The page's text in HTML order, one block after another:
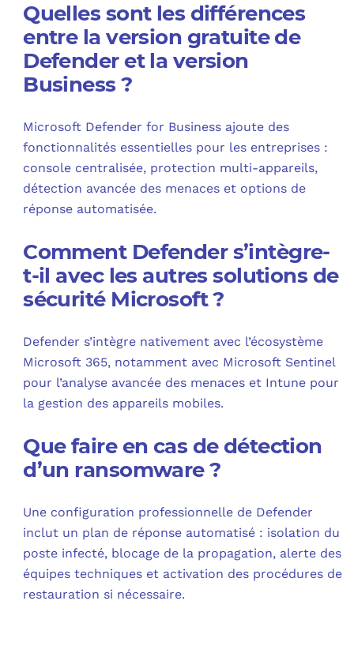
Quelles sont les différences
entre la version gratuite de
Defender et la version
Business ?
Microsoft Defender for Business ajoute des
fonctionnalités essentielles pour les entreprises :
console centralisée, protection multi-appareils,
détection avancée des menaces et options de
réponse automatisée.
Comment Defender s’intègre-
t-il avec les autres solutions de
sécurité Microsoft ?
Defender s’intègre nativement avec l’écosystème
Microsoft 365, notamment avec Microsoft Sentinel
pour l’analyse avancée des menaces et Intune pour
la gestion des appareils mobiles.
Que faire en cas de détection
d’un ransomware ?
Une configuration professionnelle de Defender
inclut un plan de réponse automatisé : isolation du
poste infecté, blocage de la propagation, alerte des
équipes techniques et activation des procédures de
restauration si nécessaire.